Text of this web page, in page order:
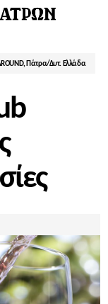
, Πάτρα/Δυτ. Ελλάδα